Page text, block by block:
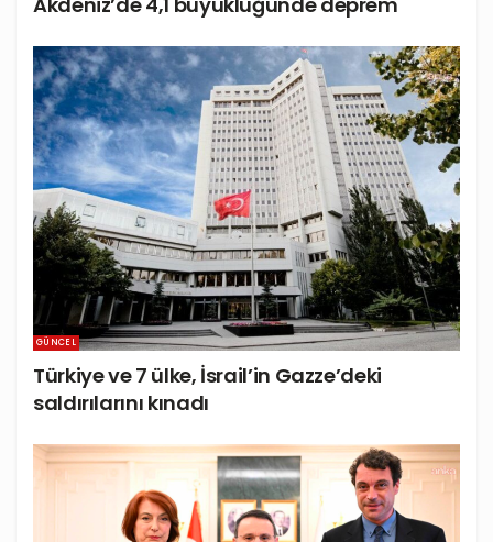
GÜNCEL
Türkiye ve 7 ülke, İsrail’in Gazze’deki
saldırılarını kınadı